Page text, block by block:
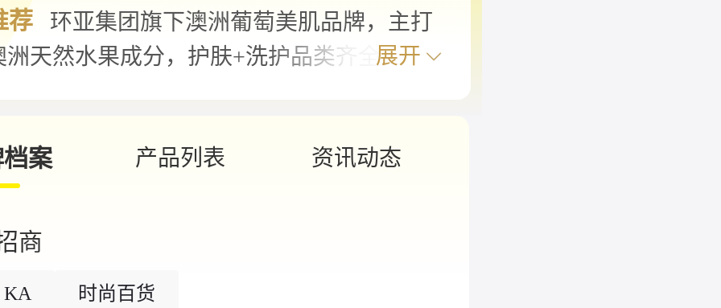
荐
环亚集团旗下澳洲葡萄美肌品牌，主打
天然水果成分，护肤+洗护品类齐全。现
展开
案 产品列表 资讯动态
商
KA 时尚百货